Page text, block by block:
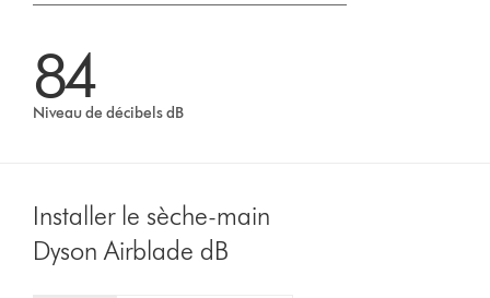
84
Niveau de décibels dB
Installer le sèche-main
Dyson Airblade dB